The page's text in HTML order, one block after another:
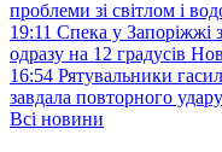
проблеми зі світлом і
19:11 Спека у Запоріжжі
одразу на 12 градусів
16:54 Рятувальники
завдала повторного удару
Всі новини